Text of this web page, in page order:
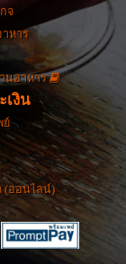
จ
าหาร
นอาหาร
เงิน
ย์
(ออนไลน์)